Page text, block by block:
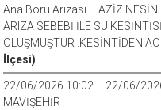
Ana Boru Arızası – AZİZ NESİN
ARIZA SEBEBİ İLE SU
OLUŞMUŞTUR .KESİNTİDEN
İlçesi)
22/06/2026 10:02 – 22/06/
MAVİŞEHİR